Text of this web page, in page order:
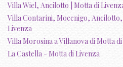
Villa Wiel, Ancilotto | Motta di
Villa Contarini, Mocenigo,
Livenza
Villa Morosina a Villanova di Motta
La Castella - Motta di Livenza